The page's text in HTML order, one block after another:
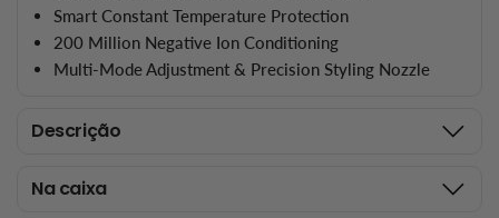
Smart Constant Temperature Protection
200 Million Negative Ion Conditioning
Multi-Mode Adjustment & Precision Styling Nozzle
Descrição
Na caixa